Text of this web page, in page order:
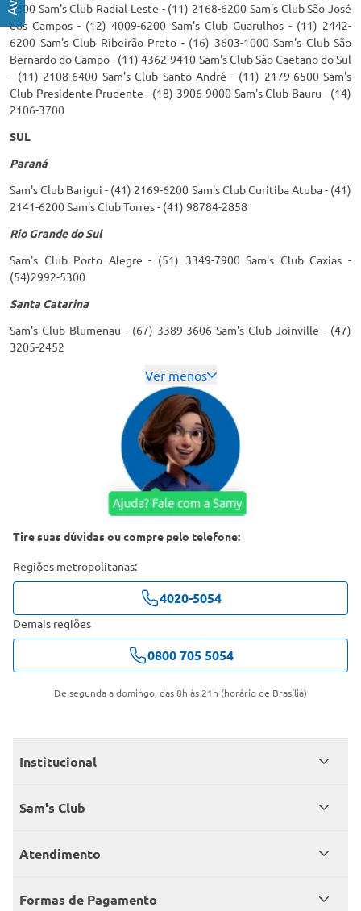
6400 Sam's Club Radial Leste - (11) 2168-6200 Sam's Club São José
dos Campos - (12) 4009-6200 Sam's Club Guarulhos - (11) 2442-
6200 Sam's Club Ribeirão Preto - (16) 3603-1000 Sam's Club São
Bernardo do Campo - (11) 4362-9410 Sam's Club São Caetano do Sul
- (11) 2108-6400 Sam's Club Santo André - (11) 2179-6500 Sam's
Club Presidente Prudente - (18) 3906-9000 Sam's Club Bauru - (14)
2106-3700
SUL
Paraná
Sam's Club Barigui - (41) 2169-6200 Sam's Club Curitiba Atuba - (41)
2141-6200 Sam's Club Torres - (41) 98784-2858
Rio Grande do Sul
Sam's Club Porto Alegre - (51) 3349-7900 Sam's Club Caxias -
(54)2992-5300
Santa Catarina
Sam's Club Blumenau - (67) 3389-3606 Sam's Club Joinville - (47)
3205-2452
Ver menos
Tire suas dúvidas ou compre pelo telefone:
Regiões metropolitanas:
4020-5054
Demais regiões
0800 705 5054
De segunda a domingo, das 8h às 21h (horário de Brasília)
Institucional
Quem somos
Encontre um Clube
Sam's Club
Seja sócio
Atendimento
Fale conosco
Formas de Pagamento